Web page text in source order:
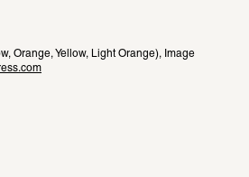
Orange, Yellow, Light Orange), Image